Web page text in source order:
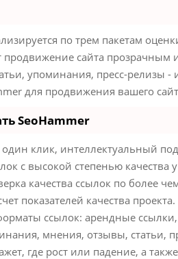
по трем пакетам
продвижение сайта прозрачным
упоминания, пресс-релизы -
для продвижения вашего
SeoHammer
клик, интеллектуальный
с высокой степенью качества
качества ссылок по более
показателей качества проекта.
ссылок: арендные
мнения, отзывы, статьи,
где рост или падение, а